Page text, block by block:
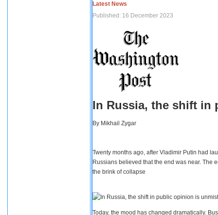
Latest News
Published: 16 December 2023
In Russia, the shift in
By Mikhail Zygar
Twenty months ago, after Vladimir Putin had
Russians believed that the end was near. The
the brink of collapse
Today, the mood has changed dramatically.